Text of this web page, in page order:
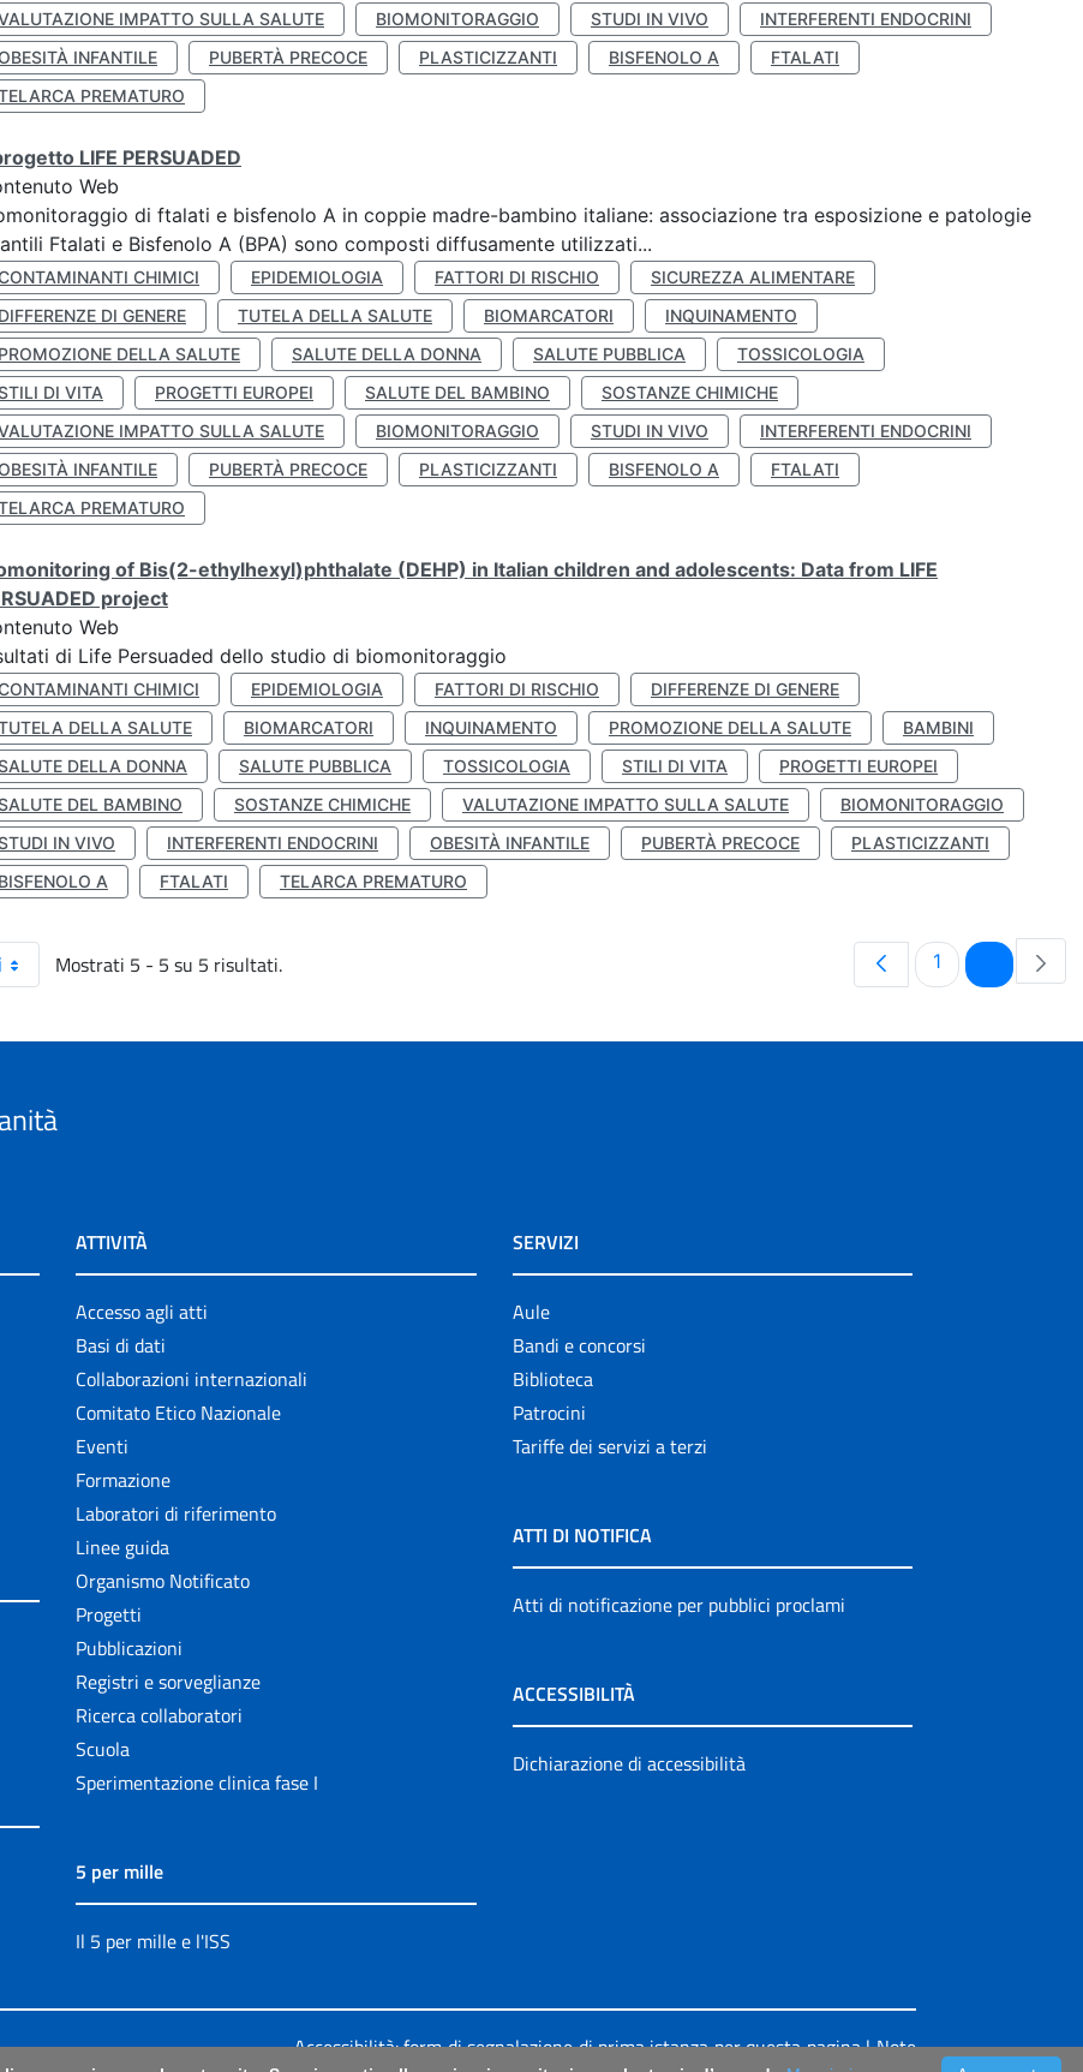
IMPATTO SULLA SALUTE
BIOMONITORAGGIO STUDI IN VIVO
INTERFERENTI ENDOCRINI
INFANTILE
PUBERTÀ PRECOCE PLASTICIZZANTI BISFENOLO A
FTALATI
PREMATURO
LIFE PERSUADED
Web
di ftalati e bisfenolo A in coppie madre-bambino italiane: associazione tra esposizione e patologie
Ftalati e Bisfenolo A (BPA) sono composti diffusamente utilizzati...
CHIMICI EPIDEMIOLOGIA FATTORI DI RISCHIO
SICUREZZA ALIMENTARE
DIFFERENZE DI GENERE
TUTELA DELLA SALUTE BIOMARCATORI
INQUINAMENTO
PROMOZIONE DELLA SALUTE
SALUTE DELLA DONNA SALUTE PUBBLICA
TOSSICOLOGIA
DI VITA
PROGETTI EUROPEI SALUTE DEL BAMBINO
SOSTANZE CHIMICHE
IMPATTO SULLA SALUTE
BIOMONITORAGGIO STUDI IN VIVO
INTERFERENTI ENDOCRINI
INFANTILE
PUBERTÀ PRECOCE PLASTICIZZANTI BISFENOLO A
FTALATI
PREMATURO
of Bis(2-ethylhexyl)phthalate (DEHP) in Italian children and adolescents: Data from LIFE
project
Web
di Life Persuaded dello studio di biomonitoraggio
CHIMICI EPIDEMIOLOGIA FATTORI DI RISCHIO
DIFFERENZE DI GENERE
DELLA SALUTE
BIOMARCATORI INQUINAMENTO PROMOZIONE DELLA SALUTE
BAMBINI
DELLA DONNA
SALUTE PUBBLICA TOSSICOLOGIA STILI DI VITA
PROGETTI EUROPEI
DEL BAMBINO
SOSTANZE CHIMICHE VALUTAZIONE IMPATTO SULLA SALUTE
BIOMONITORAGGIO
IN VIVO
INTERFERENTI ENDOCRINI OBESITÀ INFANTILE PUBERTÀ PRECOCE
PLASTICIZZANTI
BISFENOLO A
FTALATI TELARCA PREMATURO
Mostrati 5 - 5 su 5 risultati. Pagina
1 Pagina
ATTIVITÀ
Accesso agli atti
Basi di dati
Collaborazioni internazionali
Comitato Etico Nazionale
Eventi
Formazione
Laboratori di riferimento
Linee guida
Organismo Notificato
Progetti
Pubblicazioni
Registri e sorveglianze
Ricerca collaboratori
Scuola
Sperimentazione clinica fase I
5 per mille
Il 5 per mille e l'ISS
SERVIZI
Aule
Bandi e concorsi
Biblioteca
Patrocini
Tariffe dei servizi a terzi
ATTI DI NOTIFICA
Atti di notificazione per pubblici proclami
ACCESSIBILITÀ
Dichiarazione di accessibilità
Accessibilità: form di segnalazione di prima istanza per questa pagina|Note